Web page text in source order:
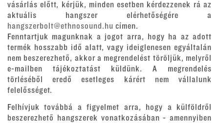
vásárlás előtt, kérjük, minden esetben kérdezzenek rá az
aktuális hangszer elérhetőségére a
hangszerbolt@ethnosound.hu címen.
Fenntartjuk magunknak a jogot arra, hogy ha az adott
termék hosszabb idő alatt, vagy ideiglenesen egyáltalán
nem beszerezhető, akkor a megrendelést töröljük, melyről
e-mailben tájékoztatást küldünk. A megrendelés
törléséből eredő esetleges kárért nem vállalunk
felelősséget.
Felhívjuk továbbá a figyelmet arra, hogy a külföldről
beszerezhető hangszerek vonatkozásában - amennyiben